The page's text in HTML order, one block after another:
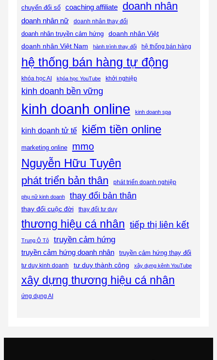
chuyển đổi số coaching affiliate doanh nhân
doanh nhân nữ doanh nhân thay đổi
doanh nhân truyền cảm hứng
doanh nhân Việt
doanh nhân Việt Nam
hành trình thay đổi hệ thống bán hàng
hệ thống bán hàng tự động
khóa học AI khóa học YouTube khởi nghiệp
kinh doanh bền vững
kinh doanh online kinh doanh spa
kinh doanh tử tế kiếm tiền online
marketing online mmo
Nguyễn Hữu Tuyên
phát triển bản thân phát triển doanh nghiệp
phụ nữ kinh doanh thay đổi bản thân
thay đổi cuộc đời thay đổi tư duy
thương hiệu cá nhân tiếp thị liên kết
Trung Ô Tô truyền cảm hứng
truyền cảm hứng doanh nhân truyền cảm hứng thay đổi
tư duy kinh doanh tư duy thành công xây dựng kênh YouTube
xây dựng thương hiệu cá nhân
ứng dụng AI